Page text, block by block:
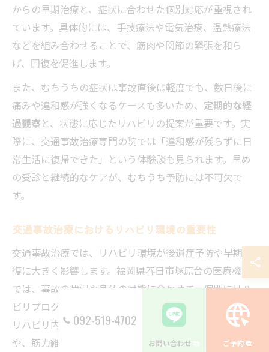
からの早期治療と、症状に合わせた個別対応が重視され
ています。具体的には、手技療法や電気治療、温熱療法
などを組み合わせることで、筋肉や関節の緊張を和ら
げ、回復を促進します。
また、むちうちの症状は事故直後は軽度でも、数日後に
痛みや違和感が強くなるケースも多いため、 定期的な経
過観察と、状態に応じたリハビリの提案が重要です。実
際に、交通事故治療専門の院では「違和感が残らずに日
常生活に復帰できた」という体験談も見られます。早め
の受診と継続的なケアが、むちうち予防には不可欠で
す。
交通事故治療におけるリハビリ環境の重要性
交通事故治療では、リハビリ環境が後遺症予防や早期回
復に大きく影響します。福岡県春日市塚原台の医療機関
では、事故の状況や身体の状態に合わせて、個別にリハ
ビリプログラムを作成する院も増えています。具体的な
リハビリ内容としては、関節可動域の改善トレーニング
や、筋力維持のための運動療法などが挙げられます。
092-519-4702
お問い合わせ ご予約